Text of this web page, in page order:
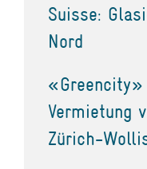
Suisse:
Nord
Vermietung
Zürich-